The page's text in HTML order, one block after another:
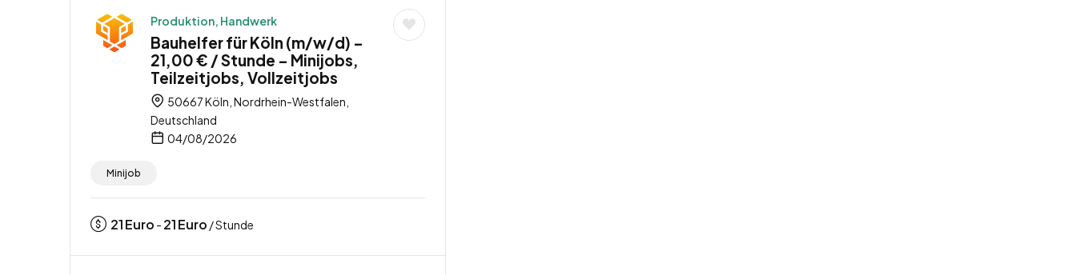
Produktion, Handwerk
Bauhelfer für Köln (m/w/d) –
21,00 € / Stunde – Minijobs,
Teilzeitjobs, Vollzeitjobs
50667 Köln, Nordrhein-Westfalen,
Deutschland
04/08/2026
Minijob
21Euro - 21Euro / Stunde